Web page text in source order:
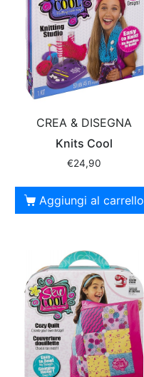
CREA & DISEGNA
Knits Cool
€24,90
Aggiungi al carrello